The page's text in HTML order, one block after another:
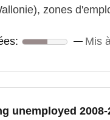
zones
Mis
unemployed 2008-